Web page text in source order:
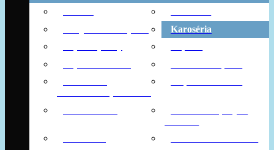
Karoséria